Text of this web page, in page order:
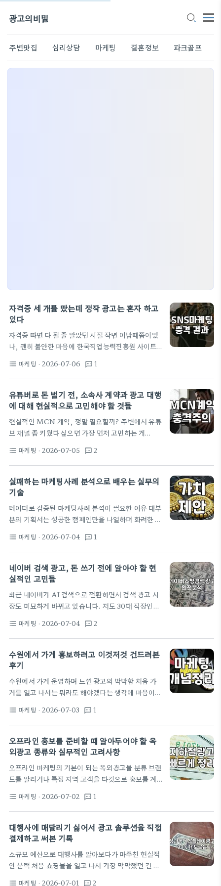
광고의비밀
주변맛집 심리상담 마케팅 결혼정보 파크골프
자격증 세 개를 땄는데 정작 광고는 혼자 하고
있다
자격증 따면 다 될 줄 알았던 시절 작년 이맘때쯤이었
나, 괜히 불안한 마음에 한국직업능력진흥원 사이트
팅전문가 1급 이런 자격증들이 있길래 홀린 듯이 강의
를 듣고 시험을 쳤다. 며칠 안 걸렸다. 생각보다 너무
쉽게 합격하니까, '아 이제 내 가게 홍보 정도는 우습
겠구나' 싶었다. 근데 이게 웃긴 게, 막상 자격증 출력
들어가니까 화면부터가 숨이 턱 막히더라. 자격증은
그냥 종이였고, 내 가게 홍보는 현실이었다. 대행사 연
락에 혹했던 그날들 가게를 오픈하고 한 달쯤 지났을
format_list_bulleted 마케팅 · 2026-07-06 textsms 1
유튜버로 돈 벌기 전, 소속사 계약과 광고 대행
에 대해 현실적으로 고민해야 할 것들
현실적인 MCN 계약, 정말 필요할까? 주변에서 유튜
브 채널 좀 키웠다 싶으면 가장 먼저 고민하는 게
하자면, '무조건 들어가는 게 좋다'는 말은 절반은 맞
고 절반은 틀립니다. 저도 30대 중반 직장인 생활을
병행하며 유튜브를 운영했을 때, 광고가 들어오기 시
작하니까 덜컥 겁부터 났습니다. 과연 20~30%의 수
했죠. 실제로 제 지인은 채널 구독자가 10만 명이 넘
어가자마자 대형 기획사와 계약했는데, 막상 뚜껑을
열어보니 영상 편집 지원보다는 저작권 관리나 정산
format_list_bulleted 마케팅 · 2026-07-05 textsms 2
실패하는 마케팅사례 분석으로 배우는 실무의
기술
데이터로 검증된 마케팅사례 분석이 필요한 이유 대부
분의 기획서는 성공한 캠페인만을 나열하며 화려한 성
분투하는 브랜드마케터 입장에서는 그런 성공담보다
실패한 마케팅사례를 해부하는 것이 훨씬 가치 있다.
왜 6000만 달러를 투입한 구글의 검색 엔진 최적화
전략이 특정 시점에서 레딧 데이터 활용으로 방향을
있지만, 실패는 구체적인 지점에서 발생하기 때문이
다. 시장에 쏟아지는 수많은 마케팅 이론은 막상 실무
에 적용하면 예상치 못한 난관에 봉착한다. 특히나 AI
format_list_bulleted 마케팅 · 2026-07-04 textsms 1
네이버 검색 광고, 돈 쓰기 전에 알아야 할 현
실적인 고민들
최근 네이버가 AI 검색으로 전환하면서 검색 광고 시
장도 미묘하게 바뀌고 있습니다. 저도 30대 직장인으
해 본 경험이 있는데, 솔직히 말하면 매뉴얼대로 광고
를 세팅하고 끝나는 경우는 거의 없더군요. 많은 분이
'네이버 키워드'만 잘 잡으면 매출이 터질 거라 생각하
지만, 실상은 광고비만 소진하고 실제 구매 전환은 기
각보다 훨씬 귀찮은 과정 네이버 쇼핑검색광고를 처음
시도할 때 가장 흔히 하는 실수는 무턱대고 노출 순위
에만 집착하는 겁니다. 저도 초창기에는 1~3위 안에
format_list_bulleted 마케팅 · 2026-07-04 textsms 2
수원에서 가게 홍보하려고 이것저것 건드려본
후기
수원에서 가게 운영하며 느낀 광고의 막막함 처음 가
게를 열고 나서는 뭐라도 해야겠다는 생각에 마음이
많아서 어디서부터 손을 대야 할지 모르겠더라. 일단
수원 지역에서 광고 좀 한다 하는 곳 몇 군데에 전화를
돌려봤는데, 다들 하나같이 '지역 기반 마케팅'이니
'브랜딩'이니 하는 거창한 말들을 늘어놓았다. 솔직히
중요했지, 브랜딩까지는 생각할 여유가 없었거든. 그
러다 보니 대행사에서 제안하는 비용도 꽤 부담스럽게
느껴졌다. 대략 월 50만 원에서 많게는 200만 원까
format_list_bulleted 마케팅 · 2026-07-03 textsms 1
오프라인 홍보를 준비할 때 알아두어야 할 옥
외광고 종류와 실무적인 고려사항
오프라인 마케팅의 기본이 되는 옥외광고물 분류 브랜
드를 알리거나 특정 지역 고객을 타깃으로 홍보를 계
입니다. 온라인광고가 대세라고는 하지만 여전히 특
정 공간을 점유하고 대중에게 지속적으로 노출되는 방
식은 고유한 신뢰감을 주기 때문입니다. 우리가 길거
리나 대중교통 이용 시 흔히 접하는 옥외광고물은 설
다. 가장 전통적인 빌보드 야립 광고부터 버스나 지하
철광고 같은 교통광고, 상가 건물 외벽을 차지하는 전
광판 광고, 그리고 디지털 기술을 접목한 디지털 사이
format_list_bulleted 마케팅 · 2026-07-02 textsms 1
대행사에 매달리기 싫어서 광고 솔루션을 직접
결제하고 써본 기록
소규모 예산으로 대행사를 알아보다가 마주친 현실적
인 문턱 처음 쇼핑몰을 열고 나서 가장 막막했던 건 역
format_list_bulleted 마케팅 · 2026-07-01 textsms 2